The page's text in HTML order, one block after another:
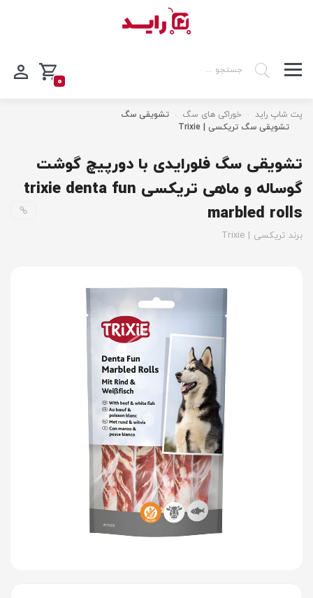
0
پت شاپ راید خوراکی های سگ
تشویقی سگ
تشویقی سگ تریکسی | Trixie
تشویقی سگ فلورایدی با دورپیچ گوشت
گوساله و ماهی تریکسی trixie denta fun
marbled rolls
برند تریکسی | Trixie